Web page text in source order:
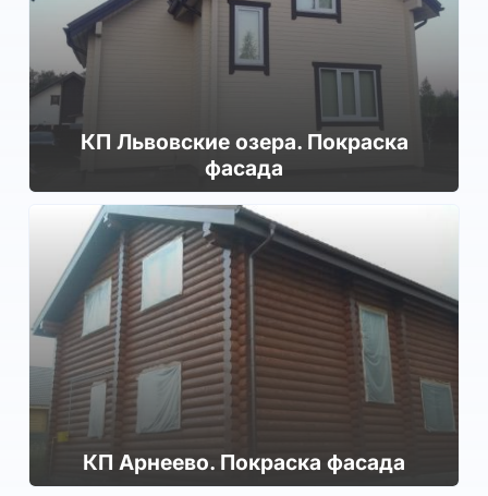
КП Львовские озера. Покраска
фасада
КП Арнеево. Покраска фасада